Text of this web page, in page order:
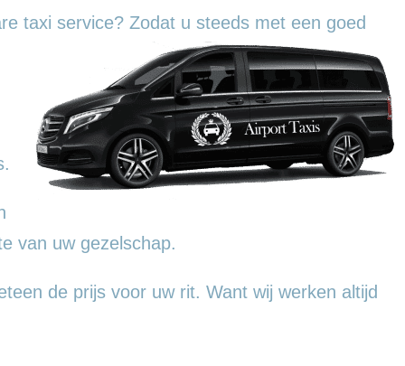
taxi service? Zodat u steeds met een goed
van uw gezelschap.
de prijs voor uw rit. Want wij werken altijd